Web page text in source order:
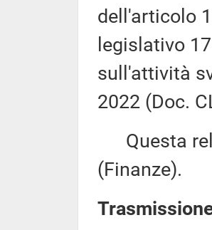
dell'articolo
legislativo
sull'attività
2022 (Doc.
Questa
(Finanze).